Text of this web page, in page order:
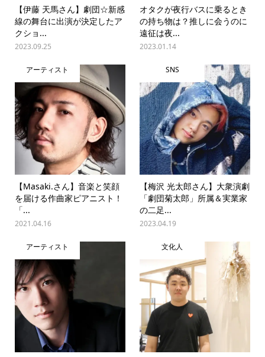
【伊藤 天馬さん】劇団☆新感
線の舞台に出演が決定したア
クショ...
2023.09.25
オタクが夜行バスに乗るとき
の持ち物は？推しに会うのに
遠征は夜...
2023.01.14
アーティスト
【Masaki.さん】音楽と笑顔
を届ける作曲家ピアニスト！
「...
2021.04.16
SNS
【梅沢 光太郎さん】大衆演劇
「劇団菊太郎」所属＆実業家
の二足...
2023.04.19
アーティスト 文化人